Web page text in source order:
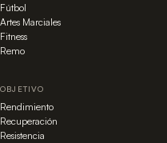
Fútbol
Artes Marciales
Fitness
Remo
OBJETIVO
Rendimiento
Recuperación
Resistencia